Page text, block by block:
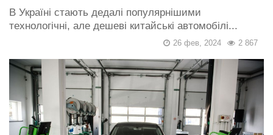
В Україні стають дедалі популярнішими
технологічні, але дешеві китайські автомобілі...
2 867
26 фев, 2024